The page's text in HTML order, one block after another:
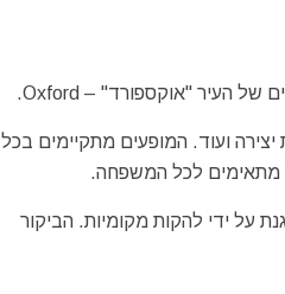
יצירה ועוד. המופעים מתקיימים בכל
מתאימים לכל המשפחה.
על ידי להקות מקומיות. הביקור